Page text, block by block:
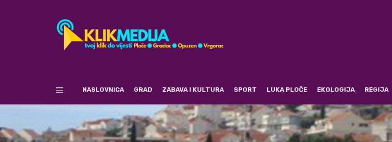
NASLOVNICA GRAD ZABAVA I KULTURA SPORT LUKA PLOČE EKOLOGIJA REGIJA